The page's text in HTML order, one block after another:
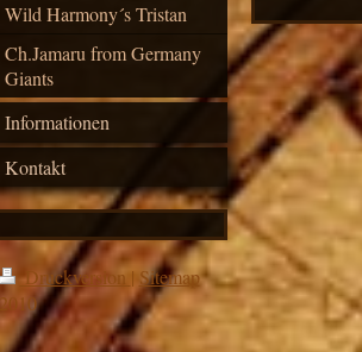
Wild Harmony´s Tristan
Ch.Jamaru from Germany
Giants
Informationen
Kontakt
Druckversion | Sitemap
2010